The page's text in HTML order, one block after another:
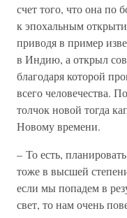
счет того, что она по
к эпохальным
приводя в пример
в Индию, а открыл
благодаря которой
всего человечества.
толчок новой тогда
Новому времени.
– То есть,
тоже в высшей
если мы попадем в
свет, то нам очень